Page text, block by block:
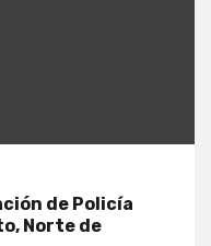
de Policía
Norte de